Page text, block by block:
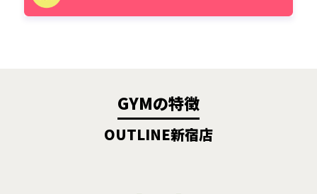
GYMの特徴
OUTLINE新宿店